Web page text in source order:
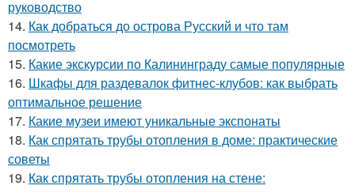
руководство
14. Как добраться до острова Русский и что там
посмотреть
15. Какие экскурсии по Калининграду самые популярные
16. Шкафы для раздевалок фитнес-клубов: как выбрать
оптимальное решение
17. Какие музеи имеют уникальные экспонаты
18. Как спрятать трубы отопления в доме: практические
советы
19. Как спрятать трубы отопления на стене: